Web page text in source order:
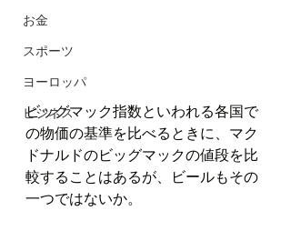
お金
スポーツ
ヨーロッパ
ビジネス
ビッグマック指数といわれる各国で
の物価の基準を比べるときに、マク
ドナルドのビッグマックの値段を比
較することはあるが、ビールもその
一つではないか。